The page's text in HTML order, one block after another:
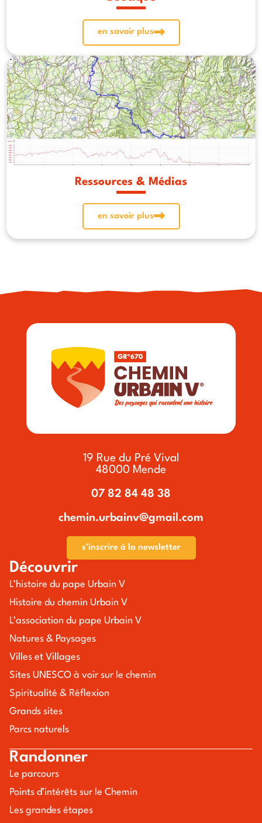
en savoir plus
Ressources & Médias
en savoir plus
19 Rue du Pré Vival
48000 Mende
07 82 84 48 38
chemin.urbainv@gmail.com
s'inscrire à la newsletter
Découvrir
L’histoire du pape Urbain V
Histoire du chemin Urbain V
L’association du pape Urbain V
Natures & Paysages
Villes et Villages
Sites UNESCO à voir sur le chemin
Spiritualité & Réflexion
Grands sites
Parcs naturels
Randonner
Le parcours
Points d’intérêts sur le Chemin
Les grandes étapes